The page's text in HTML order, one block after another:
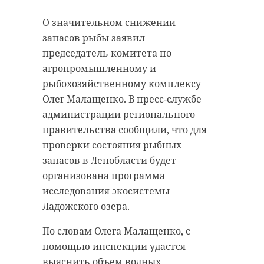
О значительном снижении
запасов рыбы заявил
председатель комитета по
агропромышленному и
рыбохозяйственному комплексу
Олег Малащенко. В пресс-службе
администрации регионального
правительства сообщили, что для
проверки состояния рыбных
запасов в Ленобласти будет
организована программа
исследования экосистемы
Ладожского озера.
По словам Олега Малащенко, с
помощью инспекции удастся
Подписывайтесь на нас в
Корреспондент Александр Сашнев
и его оператор снимали сюжет
про подсчет уток для местного
телеканала.
Они уже снимали последние
подбежали взволнованные
местные мальчишки. Дети
привидениями” XIX
века
Подписывайтесь на нас в
Сейчас расчищают рамы, снимают
старый слой краски.
Реставрируют уникальные
витражи в морском стиле.
Впереди шпаклевка дома,
утепление пенькой,